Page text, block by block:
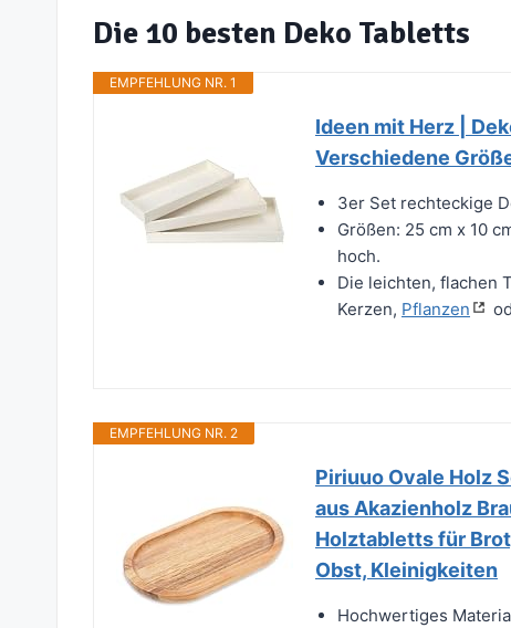
Die 10 besten Deko Tabletts
EMPFEHLUNG NR. 1
Ideen mit Herz |
Verschiedene
3er Set rechteckige
Größen: 25 cm x 10
hoch.
Die leichten, flachen
Kerzen, Pflanzen
EMPFEHLUNG NR. 2
Piriuuo Ovale Holz
aus Akazienholz
Holztabletts für
Obst, Kleinigkeiten
Hochwertiges